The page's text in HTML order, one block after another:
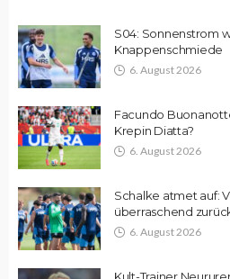
S04: Sonnenstrom
Knappenschmiede
6. August 2026
Facundo
Krepin Diatta?
6. August 2026
Schalke atmet auf:
überraschend
6. August 2026
Kult-Trainer